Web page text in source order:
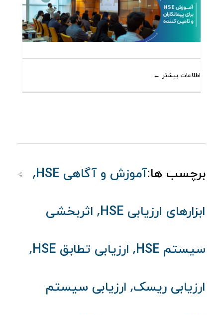
اطلاعات بیشتر
برچسب ها:آموزش و آگاهی HSE ,
ابزارهای ارزیابی HSE , اثربخشی
سیستم HSE , ارزیابی تطابق HSE ,
ارزیابی ریسک, ارزیابی سیستم